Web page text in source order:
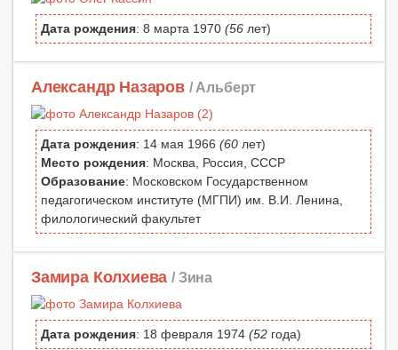
Дата рождения: 8 марта 1970 (56 лет)
Александр Назаров / Альберт
Дата рождения: 14 мая 1966 (60 лет)
Место рождения: Москва, Россия, СССР
Образование: Московском Государственном
педагогическом институте (МГПИ) им. В.И. Ленина,
филологический факультет
Замира Колхиева / Зина
Дата рождения: 18 февраля 1974 (52 года)